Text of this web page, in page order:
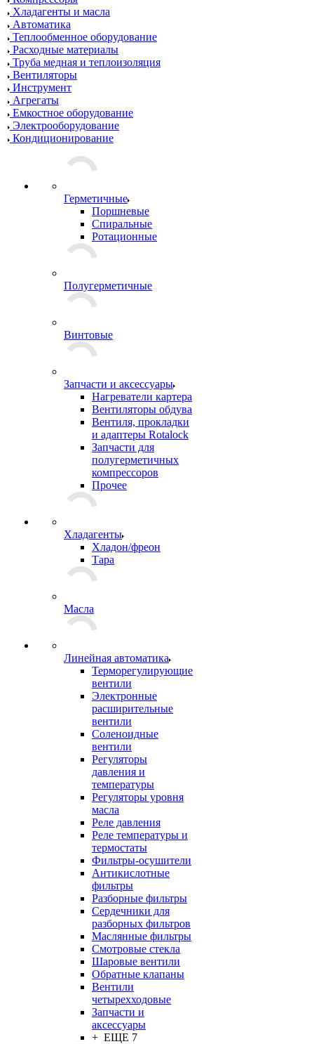
Хладагенты и масла
Автоматика
Теплообменное оборудование
Расходные материалы
Труба медная и теплоизоляция
Вентиляторы
Инструмент
Агрегаты
Емкостное оборудование
Электрооборудование
Кондиционирование
Герметичные
Поршневые
Спиральные
Ротационные
Полугерметичные
Винтовые
Запчасти и аксессуары
Нагреватели картера
Вентиляторы обдува
Вентиля, прокладки
и адаптеры Rotalock
Запчасти для
полугерметичных
компрессоров
Прочее
Хладагенты
Хладон/фреон
Тара
Масла
Линейная автоматика
Терморегулирующие
вентили
Электронные
расширительные
вентили
Соленоидные
вентили
Регуляторы
давления и
температуры
Регуляторы уровня
масла
Реле давления
Реле температуры и
термостаты
Фильтры-осушители
Антикислотные
фильтры
Разборные фильтры
Сердечники для
разборных фильтров
Маслянные фильтры
Смотровые стекла
Шаровые вентили
Обратные клапаны
Вентили
четырехходовые
Запчасти и
аксессуары
+ ЕЩЕ 7